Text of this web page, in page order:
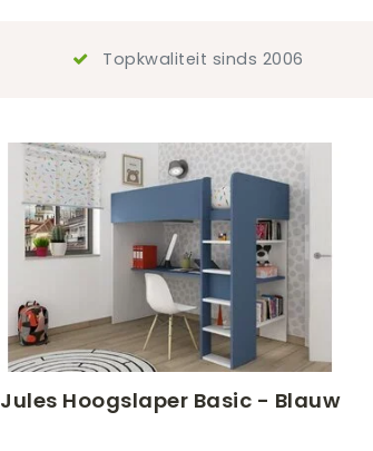
Topkwaliteit sinds 2006
Jules Hoogslaper Basic - Blauw